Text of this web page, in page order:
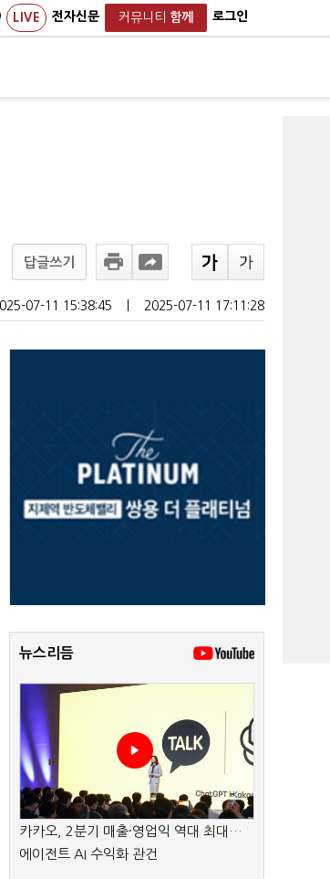
LIVE 전자신문 커뮤니티 함께 로그인
답글쓰기
07-11 15:38:45 2025-07-11 17:11:28
뉴스리듬
카카오, 2분기 매출·영업익 역대 최대…
에이전트 AI 수익화 관건